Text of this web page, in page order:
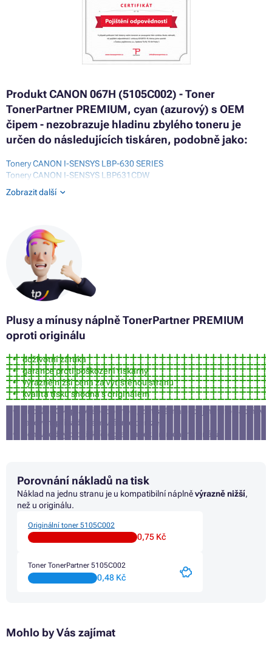
Produkt CANON 067H (5105C002) - Toner
TonerPartner PREMIUM, cyan (azurový) s OEM
čipem - nezobrazuje hladinu zbylého toneru je
určen do následujících tiskáren, podobně jako:
Tonery CANON I-SENSYS LBP-630 SERIES
Tonery CANON I-SENSYS LBP631CDW
Tonery CANON I-SENSYS LBP631CW
Tonery CANON I-SENSYS LBP633CDW
Tonery CANON I-SENSYS MF655 CDW
Tonery CANON I-SENSYS MF655CX
Tonery CANON I-SENSYS MF657 CDW
Zobrazit další
Plusy a mínusy náplněTonerPartner PREMIUM
oproti originálu
doživotní záruka
garance proti poškození tiskárny
výrazně nižší cena za vytištěnou stranu
kvalita tisku shodná s originálem
přibližně 3% pravděpodobnost, že tiskárna nepříjme tuto náplň (v
takovém případě Vám vrátíme peníze)
není vhodný pro tisk fotografií a reklamních materiálů
Porovnání nákladů na tisk
Náklad na jednu stranu je u kompatibilní náplněvýrazně nižší,
než u originálu.
Originální toner 5105C002
0,75 Kč
Toner TonerPartner 5105C002
0,48 Kč
Mohlo by Vás zajímat